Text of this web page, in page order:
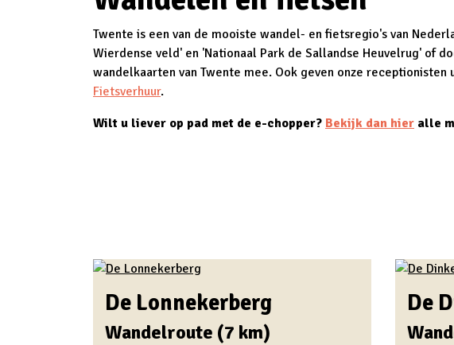
Twente is een van de mooiste wandel- en fietsregio's van
Wierdense veld' en 'Nationaal Park de Sallandse Heuvelrug' of
wandelkaarten van Twente mee. Ook geven onze
Fietsverhuur.
Wilt u liever op pad met de e-chopper? Bekijk dan hier alle
De Lonnekerberg
Wandelroute (7 km)
De